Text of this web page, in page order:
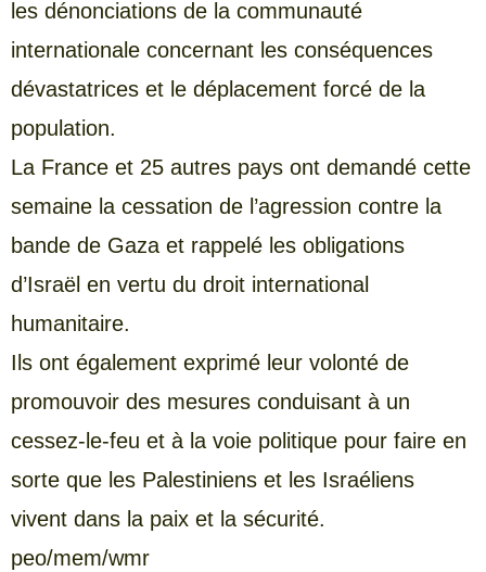
les dénonciations de la communauté
internationale concernant les conséquences
dévastatrices et le déplacement forcé de la
population.
La France et 25 autres pays ont demandé cette
semaine la cessation de l’agression contre la
bande de Gaza et rappelé les obligations
d’Israël en vertu du droit international
humanitaire.
Ils ont également exprimé leur volonté de
promouvoir des mesures conduisant à un
cessez-le-feu et à la voie politique pour faire en
sorte que les Palestiniens et les Israéliens
vivent dans la paix et la sécurité.
peo/mem/wmr